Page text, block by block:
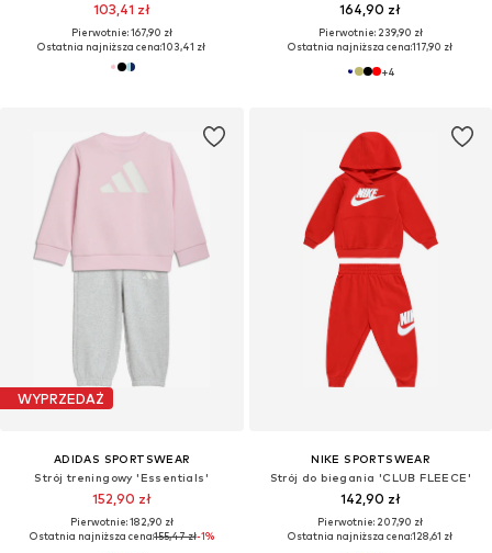
103,41 zł
Pierwotnie: 167,90 zł
Ostatnia najniższa cena:103,41 zł
164,90 zł
Pierwotnie: 239,90 zł
Ostatnia najniższa cena:117,90 zł
+4
WYPRZEDAŻ
ADIDAS SPORTSWEAR
Strój treningowy 'Essentials'
152,90 zł
Pierwotnie: 182,90 zł
Ostatnia najniższa cena:155,47 zł-1%
NIKE SPORTSWEAR
Strój do biegania 'CLUB FLEECE'
142,90 zł
Pierwotnie: 207,90 zł
Ostatnia najniższa cena:128,61 zł